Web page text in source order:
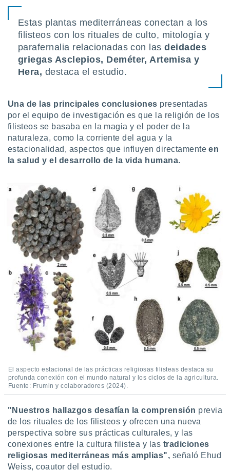
e
mediante
publicidad
publicidad
de
1199
Estas plantas mediterráneas conectan a los
filisteos con los rituales de culto, mitología y
parafernalia relacionadas con lasdeidades
griegas Asclepios, Deméter, Artemisa y
Hera, destaca el estudio.
Una de las principales conclusiones presentadas
por el equipo de investigación es que la religión de los
filisteos se basaba en la magia y el poder de la
naturaleza, como la corriente del agua y la
estacionalidad, aspectos que influyen directamenteen
la salud y el desarrollo de la vida humana.
El aspecto estacional de las prácticas religiosas filisteas destaca su
profunda conexión con el mundo natural y los ciclos de la agricultura.
Fuente: Frumin y colaboradores (2024).
"Nuestros hallazgos desafían la comprensión previa
de los rituales de los filisteos y ofrecen una nueva
perspectiva sobre sus prácticas culturales, y las
conexiones entre la cultura filistea y las tradiciones
religiosas mediterráneas más amplias", señaló Ehud
Weiss, coautor del estudio.